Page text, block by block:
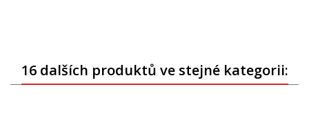
16 dalších produktů ve stejné kategorii: